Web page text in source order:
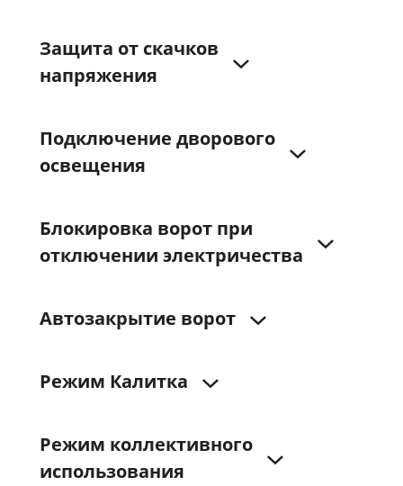
Защита от скачков
напряжения
Подключение дворового
освещения
Блокировка ворот при
отключении электричества
Автозакрытие ворот
Режим Калитка
Режим коллективного
использования